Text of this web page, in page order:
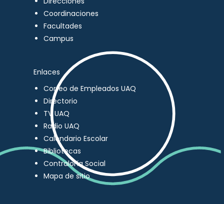
Coordinaciones
Facultades
Campus
Enlaces
Correo de Empleados UAQ
Directorio
TV UAQ
Radio UAQ
Calendario Escolar
Bibliotecas
Contraloría Social
Mapa de sitio